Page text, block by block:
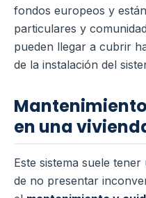
fondos europeos y
particulares y
pueden llegar a cubrir
de la instalación del
en una
Este sistema suele
de no presentar